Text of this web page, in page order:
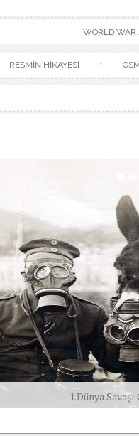
WORLD WAR
RESMİN HİKAYESİ
1.Dünya